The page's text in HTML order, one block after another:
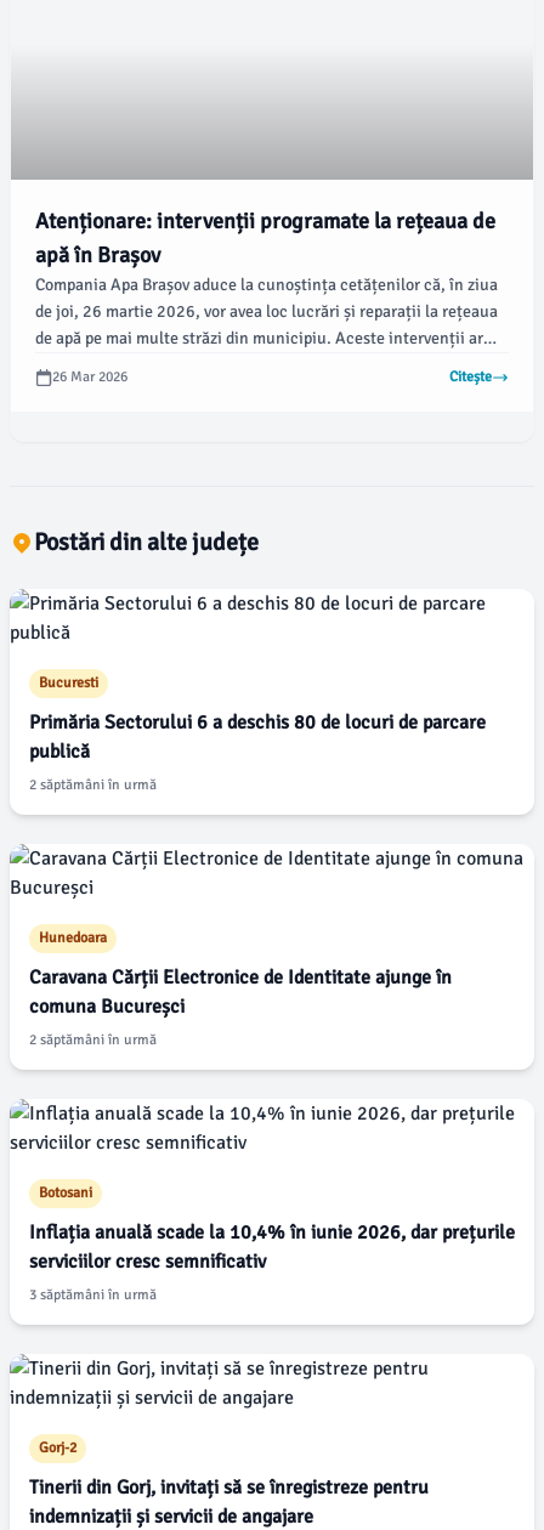
Atenționare: intervenții programate la rețeaua de
apă în Brașov
Compania Apa Brașov aduce la cunoștința cetățenilor că, în ziua
de joi, 26 martie 2026, vor avea loc lucrări și reparații la rețeaua
de apă pe mai multe străzi din municipiu. Aceste intervenții ar
putea provoca întreruperi temporare ale alimentării cu apă și
disconfort pentru locuitori.
26 Mar 2026 Citește
Postări din alte județe
Bucuresti
Primăria Sectorului 6 a deschis 80 de locuri de parcare
publică
2 săptămâni în urmă
Hunedoara
Caravana Cărții Electronice de Identitate ajunge în
comuna Bucureșci
2 săptămâni în urmă
Botosani
Inflația anuală scade la 10,4% în iunie 2026, dar prețurile
serviciilor cresc semnificativ
3 săptămâni în urmă
Gorj-2
Tinerii din Gorj, invitați să se înregistreze pentru
indemnizații și servicii de angajare